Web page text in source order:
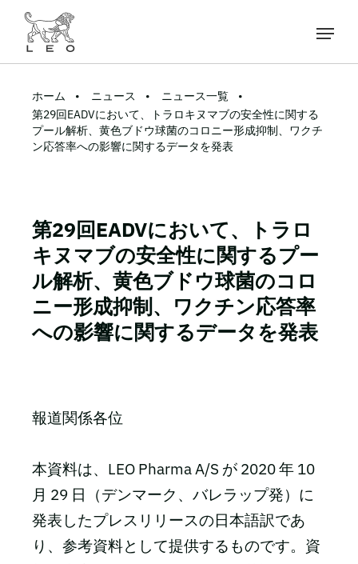
ホーム ニュース
ニュース一覧
第29回EADVにおいて、トラロキヌマブの安全性に関する
プール解析、黄色ブドウ球菌のコロニー形成抑制、ワクチ
ン応答率への影響に関するデータを発表
第29回EADVにおいて、トラロ
キヌマブの安全性に関するプー
ル解析、黄色ブドウ球菌のコロ
ニー形成抑制、ワクチン応答率
への影響に関するデータを発表
報道関係各位
本資料は、LEO Pharma A/S が 2020 年 10
月 29 日（デンマーク、バレラップ発）に
発表したプレスリリースの日本語訳であ
り、参考資料として提供するものです。資